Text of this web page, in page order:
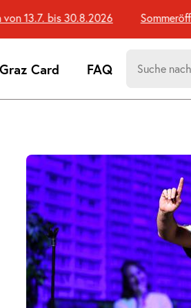
13.7. bis 30.8.2026
Card FAQ
nach: